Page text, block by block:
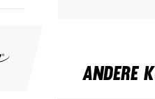
ANDERE